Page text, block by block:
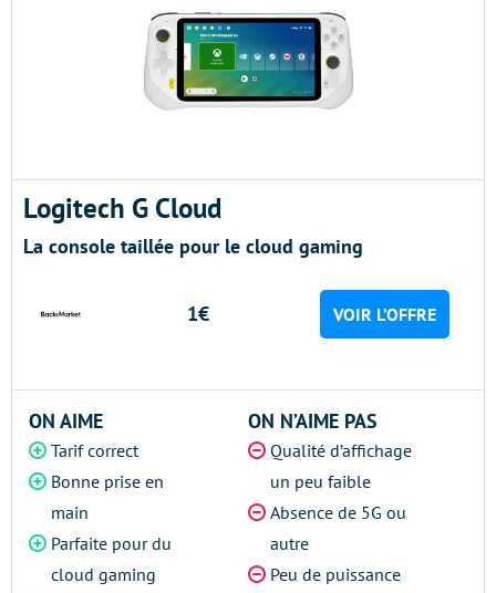
Logitech G Cloud
La console taillée pour le cloud gaming
1€ VOIR L’OFFRE
ON AIME
Tarif correct
Bonne prise en
main
Parfaite pour du
cloud gaming
ON N’AIME PAS
Qualité d’affichage
un peu faible
Absence de 5G ou
autre
Peu de puissance